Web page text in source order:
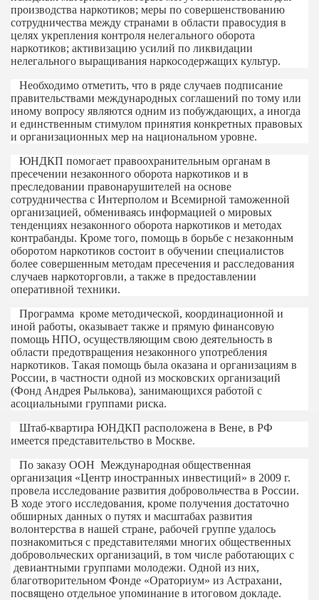
производства наркотиков; меры по совершенствованию
сотрудничества между странами в области правосудия в
целях укрепления контроля нелегального оборота
наркотиков; активизацию усилий по ликвидации
нелегального выращивания наркосодержащих культур.
Необходимо отметить, что в ряде случаев подписание
правительствами международных соглашений по тому или
иному вопросу являются одним из побуждающих, а иногда
и единственным стимулом принятия конкретных правовых
и организационных мер на национальном уровне.
ЮНДКП помогает правоохранительным органам в
пресечении незаконного оборота наркотиков и в
преследовании правонарушителей на основе
сотрудничества с Интерполом и Всемирной таможенной
организацией, обмениваясь информацией о мировых
тенденциях незаконного оборота наркотиков и методах
контрабанды. Кроме того, помощь в борьбе с незаконным
оборотом наркотиков состоит в обучении специалистов
более совершенным методам пресечения и расследования
случаев наркоторговли, а также в предоставлении
оперативной техники.
Программа кроме методической, координационной и
иной работы, оказывает также и прямую финансовую
помощь НПО, осуществляющим свою деятельность в
области предотвращения незаконного употребления
наркотиков. Такая помощь была оказана и организациям в
России, в частности одной из московских организаций
(Фонд Андрея Рылькова), занимающихся работой с
асоциальными группами риска.
Штаб-квартира ЮНДКП расположена в Вене, в РФ
имеется представительство в Москве.
По заказу ООН Международная общественная
организация «Центр иностранных инвестиций» в 2009 г.
провела исследование развития добровольчества в России.
В ходе этого исследования, кроме получения достаточно
обширных данных о путях и масштабах развития
волонтерства в нашей стране, рабочей группе удалось
познакомиться с представителями многих общественных
добровольческих организаций, в том числе работающих с
девиантными группами молодежи. Одной из них,
благотворительном Фонде «Ораториум» из Астрахани,
посвящено отдельное упоминание в итоговом докладе.